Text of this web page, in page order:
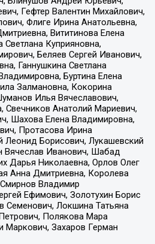
Гефтер Валентин Михайлович,
Флиге Ирина Анатольевна,
Вититинова Елена
Куприяновна,
Беляев Сергей Иванович,
Ганнушкина Светлана
Буртина Елена
Залмановна, Кокорина
Илья Вячеславович,
Свечников Анатолий Мариевич,
Шахова Елена Владимировна,
Протасова Ирина
Леонид Борисович, Лукашевский
Вячеслав Иванович, Шабад
Дарья Николаевна, Орлов Олег
Анна Дмитриевна, Королева
Владимир
Ефимович, Золотухин Борис
Семенович, Локшина Татьяна
Полякова Мара
Маркович, Захаров Герман